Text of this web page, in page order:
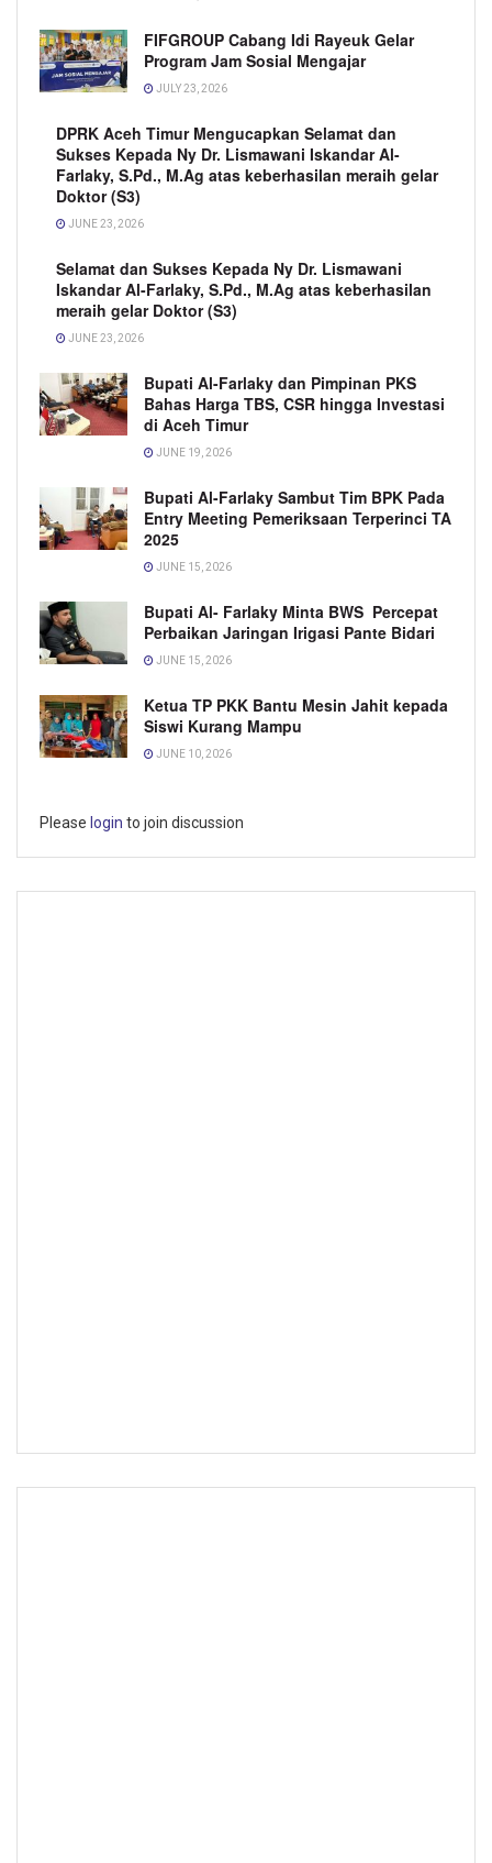
FIFGROUP Cabang Idi Rayeuk Gelar
Program Jam Sosial Mengajar
JULY 23, 2026
DPRK Aceh Timur Mengucapkan Selamat dan
Sukses Kepada Ny Dr. Lismawani Iskandar Al-
Farlaky, S.Pd., M.Ag atas keberhasilan meraih gelar
Doktor (S3)
JUNE 23, 2026
Selamat dan Sukses Kepada Ny Dr. Lismawani
Iskandar Al-Farlaky, S.Pd., M.Ag atas keberhasilan
meraih gelar Doktor (S3)
JUNE 23, 2026
Bupati Al-Farlaky dan Pimpinan PKS
Bahas Harga TBS, CSR hingga Investasi
di Aceh Timur
JUNE 19, 2026
Bupati Al-Farlaky Sambut Tim BPK Pada
Entry Meeting Pemeriksaan Terperinci TA
2025
JUNE 15, 2026
Bupati Al- Farlaky Minta BWS Percepat
Perbaikan Jaringan Irigasi Pante Bidari
JUNE 15, 2026
Ketua TP PKK Bantu Mesin Jahit kepada
Siswi Kurang Mampu
JUNE 10, 2026
Please login to join discussion